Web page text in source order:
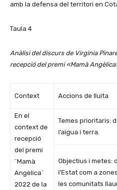
amb la defensa del territori en
Taula 4
Anàlisi del discurs de Virginia
recepció del premi «Mamà
Context Accions de lluita
En el
context de
recepció
del premi
¨Mamà
Angèlica¨
2022 de la
Temes prioritaris:
l’aigua i terra.
Objectius i metes:
l’Estat com a
les comunitats